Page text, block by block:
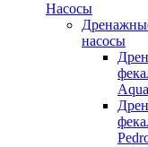
Насосы
насосы